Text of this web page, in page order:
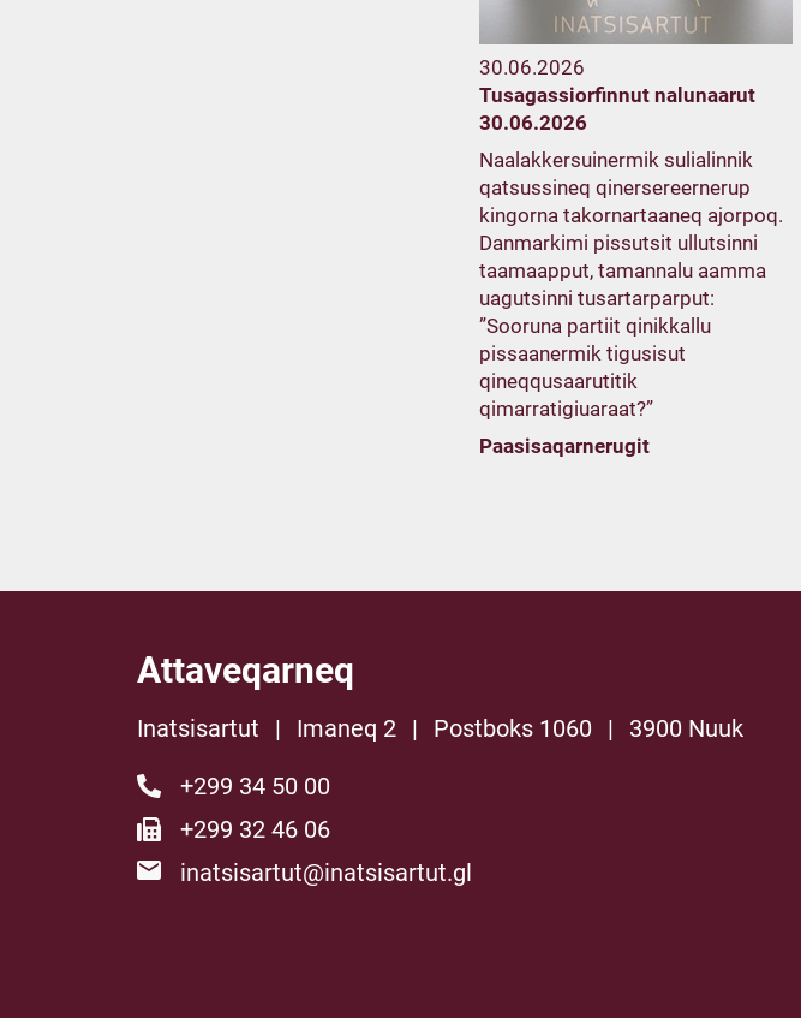
30.06.2026
Tusagassiorfinnut nalunaarut
30.06.2026
Naalakkersuinermik sulialinnik
qatsussineq qinersereernerup
kingorna takornartaaneq ajorpoq.
Danmarkimi pissutsit ullutsinni
taamaapput, tamannalu aamma
uagutsinni tusartarparput:
”Sooruna partiit qinikkallu
pissaanermik tigusisut
qineqqusaarutitik
qimarratigiuaraat?”
Paasisaqarnerugit
Attaveqarneq
Inatsisartut | Imaneq 2 | Postboks 1060 |
3900 Nuuk
+299 34 50 00
+299 32 46 06
inatsisartut@inatsisartut.gl